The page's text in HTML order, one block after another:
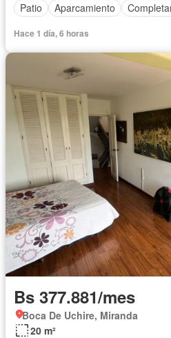
Patio
Aparcamiento
Hace 1 día, 6 horas
Bs 377.881/mes
Boca De Uchire, Miranda
20 m²